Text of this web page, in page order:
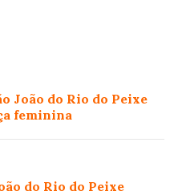
João do Rio do Peixe
feminina
do Rio do Peixe